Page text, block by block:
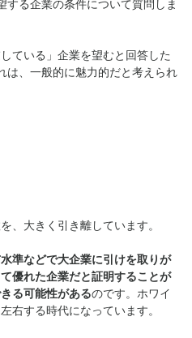
する企業の条件について質問しま
ている」企業を望むと回答した
は、一般的に魅力的だと考えられ
、大きく引き離しています。
準などで大企業に引けを取りが
優れた企業だと証明することが
る可能性があるのです。ホワイ
右する時代になっています。